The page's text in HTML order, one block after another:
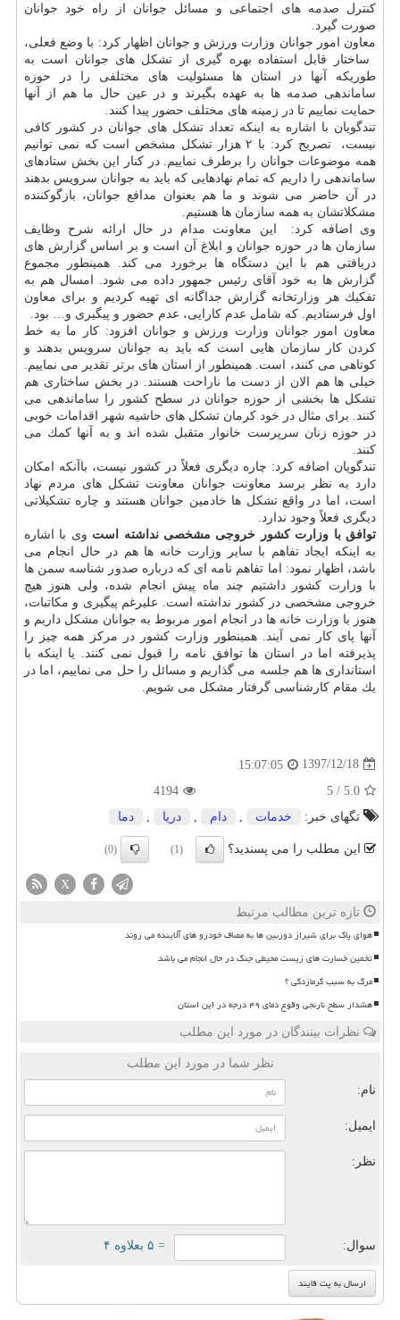
كنترل صدمه های اجتماعی و مسائل جوانان از راه خود جوانان
صورت گیرد.
معاون‬ امور‬ جوانان‬ وزارت‬ ورزش‬ و‬ جوانان‬ اظهار‬ كرد: با وضع فعلی،
‬ ساختار‬ قابل‬ استفاده‬ بهره گیری‬ از‬ تشكل های جوانان است‬ به
طوریكه‬ آنها در استان ها مسئولیت های مختلفی را در حوزه
ساماندهی صدمه ها به عهده بگیرند و در عین حال ما هم از آنها
حمایت نماییم تا در زمینه های مختلف حضور پیدا كنند.
تندگویان‬ با اشاره‬ به اینكه تعداد تشكل های‬ جوانان‬ در كشور كافی‬
نیست، ‬ تصریح‬ كرد: با ۲ هزار تشكل مشخص است كه نمی توانیم
همه موضوعات جوانان را برطرف نماییم. در كنار این بخش ستادهای
ساماندهی را داریم كه تمام نهادهایی كه باید به جوانان سرویس بدهند
در آن حاضر می شوند و ما هم بعنوان مدافع جوانان، بازگوكننده
مشكلاتشان به همه سازمان ها هستیم.
وی‬ اضافه كرد: ‬ این معاونت‬ مدام‬ در‬ حال‬ ارائه‬ شرح وظایف
سازمان ها در حوزه جوانان و‬ ابلاغ‬ آن است‬ و بر اساس گزارش‬ های‬
دریافتی‬ هم با این دستگاه‬ ها‬ برخورد می كند. همینطور مجموع
گزارش ها‬ به خود آقای رئیس جمهور داده می شود. امسال هم ‏به
تفكیك هر وزارتخانه گزارش جداگانه ای تهیه كردیم و برای معاون‬
اول فرستادیم. كه شامل عدم كارایی، عدم حضور و پیگیری و… بود.
معاون امور جوانان وزارت ورزش و جوانان افزود: كار ما به خط
كردن كار سازمان هایی است كه باید به جوانان سرویس بدهند و
كوتاهی می كنند، است. همینطور از استان های برتر تقدیر می نماییم.
خیلی ها هم الان از دست ما ناراحت هستند. در بخش ساختاری هم
تشكل ها بخشی از حوزه جوانان در سطح كشور را ساماندهی می
كنند. برای مثال در خود كرمان تشكل های حاشیه شهر اقدامات خوبی
در حوزه زنان سرپرست خانوار متقبل شده اند و به آنها كمك می
كنند.
تندگویان اضافه كرد: چاره دیگری فعلاً در كشور نیست، باآنكه امكان
دارد به نظر برسد معاونت جوانان معاونت تشكل های مردم نهاد
است، اما در واقع تشكل ها خادمین جوانان هستند و چاره تشكیلاتی
دیگری فعلاً وجود ندارد.
توافق با وزارت كشور خروجی مشخصی نداشته است وی با اشاره
به اینكه ایجاد تفاهم با سایر وزارت خانه ها هم در حال انجام می
باشد، اظهار نمود: اما تفاهم نامه ای كه درباره صدور شناسه سمن ها
با وزارت كشور داشتیم چند ماه پیش انجام شده، ولی هنوز هیچ
خروجی مشخصی در كشور نداشته است. علیرغم پیگیری و مكاتبات،
هنوز با وزارت خانه ها در انجام امور مربوط به جوانان مشكل داریم و
آنها پای كار نمی آیند. همینطور وزارت كشور در مركز همه چیز را
پذیرفته اما در استان ها توافق نامه را قبول نمی كنند. یا اینكه با
استانداری ها هم جلسه می گذاریم و مسائل را حل می نماییم، اما در
یك مقام كارشناسی گرفتار مشكل می شویم.
1397/12/18
15:07:05
5.0
/
5
4194
تگهای خبر:
خدمات دام دریا دما
این مطلب را می پسندید؟ (1)
(0)
X
تازه ترین مطالب مرتبط
هوای پاک برای شیراز دوربین ها به مصاف خودرو های آلاینده می روند
تخمین خسارت های زیست محیطی جنگ در حال انجام می باشد
مرگ به سبب گرمازدگی ؟
هشدار سطح نارنجی وقوع دمای ۴۹ درجه در این استان
نظرات بینندگان در مورد این مطلب
نظر شما در مورد این مطلب
نام:
ایمیل:
نظر:
سوال: = ۵ بعلاوه ۴